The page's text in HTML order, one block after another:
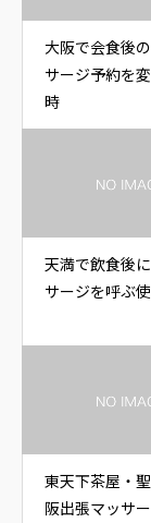
大阪で会食後
サージ予約を
時
天満で飲食後
サージを呼ぶ
東天下茶屋・
阪出張マッサ